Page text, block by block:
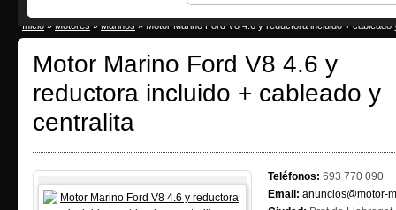
Inicio » Motores » Marinos » Motor Marino Ford V8 4.6 y reductora incluido + cableado
Motor Marino Ford V8 4.6 y
reductora incluido + cableado y
centralita
Teléfonos: 693 770 090
Email: anuncios@motor-